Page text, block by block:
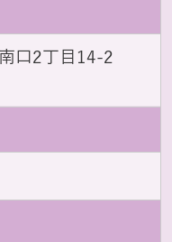
口2丁目14-2